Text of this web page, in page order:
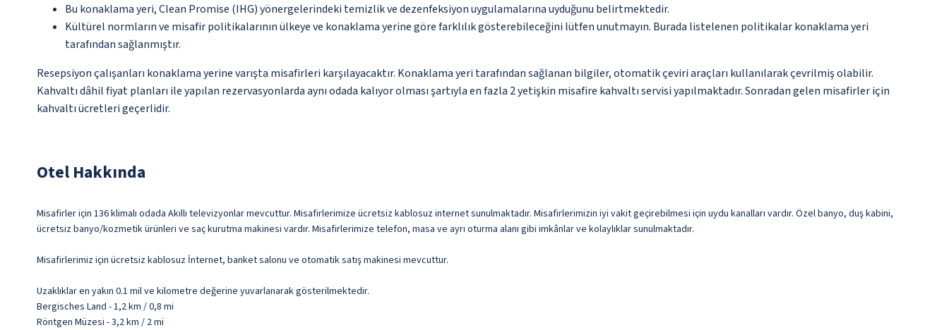
Bu konaklama yeri, Clean Promise (IHG) yönergelerindeki temizlik ve dezenfeksiyon uygulamalarına uyduğunu belirtmektedir.
Kültürel normların ve misafir politikalarının ülkeye ve konaklama yerine göre farklılık gösterebileceğini lütfen unutmayın. Burada listelenen politikalar konaklama yeri
tarafından sağlanmıştır.
Resepsiyon çalışanları konaklama yerine varışta misafirleri karşılayacaktır. Konaklama yeri tarafından sağlanan bilgiler, otomatik çeviri araçları kullanılarak çevrilmiş olabilir.
Kahvaltı dâhil fiyat planları ile yapılan rezervasyonlarda aynı odada kalıyor olması şartıyla en fazla 2 yetişkin misafire kahvaltı servisi yapılmaktadır. Sonradan gelen misafirler için
kahvaltı ücretleri geçerlidir.
Otel Hakkında
Misafirler için 136 klimalı odada Akıllı televizyonlar mevcuttur. Misafirlerimize ücretsiz kablosuz internet sunulmaktadır. Misafirlerimizin iyi vakit geçirebilmesi için uydu kanalları vardır. Özel banyo, duş kabini,
ücretsiz banyo/kozmetik ürünleri ve saç kurutma makinesi vardır. Misafirlerimize telefon, masa ve ayrı oturma alanı gibi imkânlar ve kolaylıklar sunulmaktadır.
Misafirlerimiz için ücretsiz kablosuz İnternet, banket salonu ve otomatik satış makinesi mevcuttur.
Uzaklıklar en yakın 0.1 mil ve kilometre değerine yuvarlanarak gösterilmektedir.
Bergisches Land - 1,2 km / 0,8 mi
Röntgen Müzesi - 3,2 km / 2 mi